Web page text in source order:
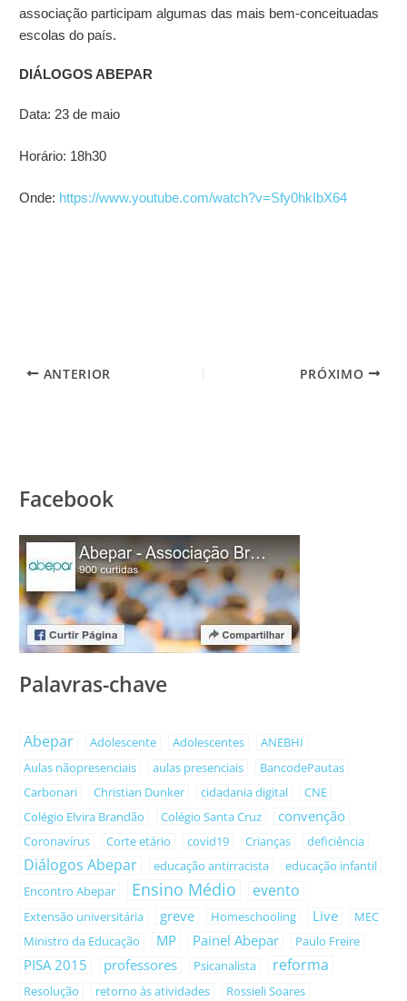
associação participam algumas das mais bem-conceituadas
escolas do país.
DIÁLOGOS ABEPAR
Data: 23 de maio
Horário: 18h30
Onde: https://www.youtube.com/watch?v=Sfy0hkIbX64
ANTERIOR PRÓXIMO
Facebook
Palavras-chave
Abepar Adolescente Adolescentes
ANEBHI
Aulas nãopresenciais
aulas presenciais
BancodePautas
Carbonari
Christian Dunker cidadania digital
CNE
Colégio Elvira Brandão
Colégio Santa Cruz convenção
Coronavírus Corte etário covid19 Crianças deficiência
Diálogos Abepar educação antirracista
educação infantil
Encontro Abepar
Ensino Médio evento
Extensão universitária greve Homeschooling Live
MEC
Ministro da Educação
MP Painel Abepar Paulo Freire
PISA 2015 professores Psicanalista reforma
Resolução retorno às atividades Rossieli Soares